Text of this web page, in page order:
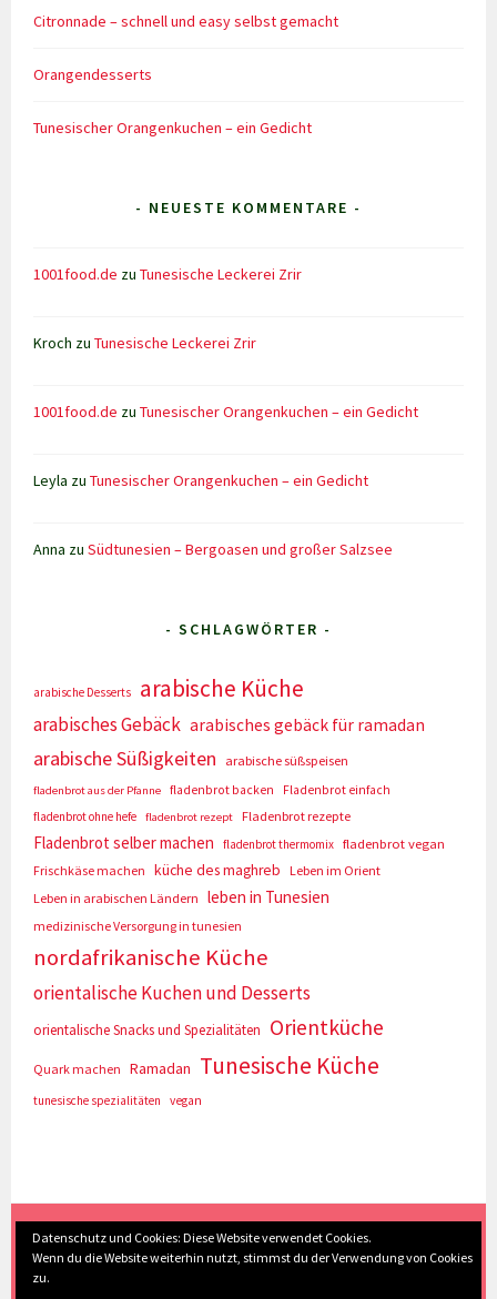
Citronnade – schnell und easy selbst gemacht
Orangendesserts
Tunesischer Orangenkuchen – ein Gedicht
- NEUESTE KOMMENTARE -
1001food.de zuTunesische Leckerei Zrir
Kroch zuTunesische Leckerei Zrir
1001food.de zuTunesischer Orangenkuchen – ein Gedicht
Leyla zuTunesischer Orangenkuchen – ein Gedicht
Anna zuSüdtunesien – Bergoasen und großer Salzsee
- SCHLAGWÖRTER -
arabische Desserts arabische Küche
arabisches Gebäck arabisches gebäck für ramadan
arabische Süßigkeiten arabische süßspeisen
fladenbrot aus der Pfanne fladenbrot backen
Fladenbrot einfach
fladenbrot ohne hefe
fladenbrot rezept Fladenbrot rezepte
Fladenbrot selber machen fladenbrot thermomix fladenbrot vegan
Frischkäse machen
küche des maghreb
Leben im Orient
Leben in arabischen Ländern
leben in Tunesien
medizinische Versorgung in tunesien
nordafrikanische Küche
orientalische Kuchen und Desserts
orientalische Snacks und Spezialitäten Orientküche
Quark machen Ramadan Tunesische Küche
tunesische spezialitäten vegan
(c) Eva Seyberth|Home|Impressum/Datenschutz
Inhaltsverzeichnis|Kontakt|Nach Oben
Datenschutz und Cookies: Diese Website verwendet Cookies.
Wenn du die Website weiterhin nutzt, stimmst du der Verwendung von Cookies
zu.